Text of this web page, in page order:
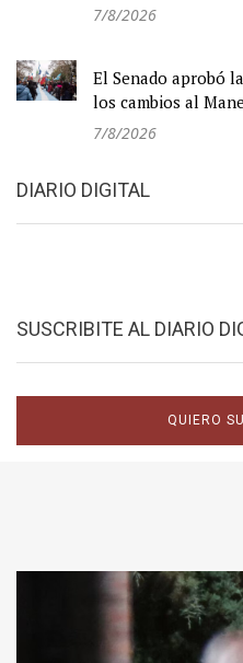
7/8/2026
El Senado aprobó
los cambios al
7/8/2026
DIARIO DIGITAL
SUSCRIBITE AL DIARIO
QUIERO